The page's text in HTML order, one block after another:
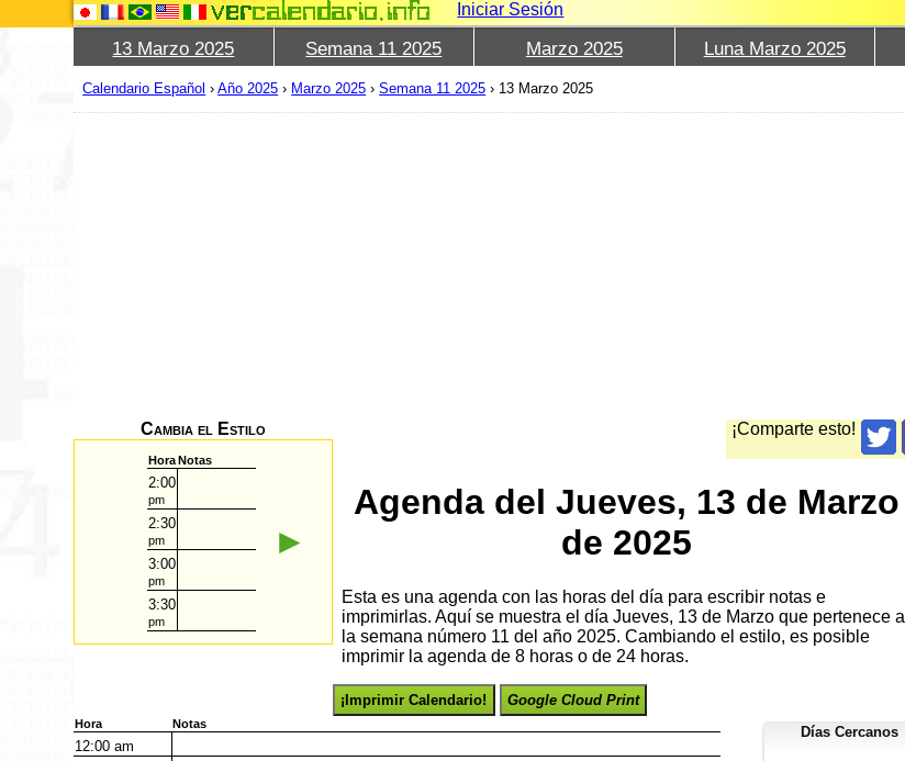
Iniciar Sesión
13 Marzo 2025 Semana 11 2025 Marzo 2025 Luna Marzo 2025
Calendario Español ›Año 2025 › Marzo 2025 ›Semana 11 2025 › 13 Marzo 2025
¡Comparte esto!
Cambia el Estilo
HoraNotas
2:00
pm
2:30
pm
3:00
pm
3:30
pm
►
Agenda del Jueves, 13 de Marzo
de 2025
Esta es una agenda con las horas del día para escribir notas e
imprimirlas. Aquí se muestra el día Jueves, 13 de Marzo que pertenece a
la semana número 11 del año 2025. Cambiando el estilo, es posible
imprimir la agenda de 8 horas o de 24 horas.
¡Imprimir Calendario! Google Cloud Print
Hora Notas
12:00am
Días Cercanos